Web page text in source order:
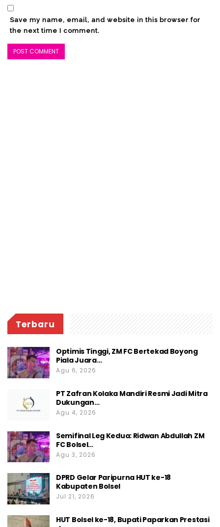
Save my name, email, and website in this browser for
the next time I comment.
Terbaru
Optimis Tinggi, ZM FC Bertekad Boyong
Piala Juara…
Agu 6, 2026
PT Zafran Kolaka Mandiri Resmi Jadi Mitra
Dukungan…
Agu 4, 2026
Semifinal Leg Kedua: Ridwan Abdullah ZM
FC Bolsel…
Agu 3, 2026
DPRD Gelar Paripurna HUT ke-18
Kabupaten Bolsel
Jul 21, 2026
HUT Bolsel ke-18, Bupati Paparkan Prestasi